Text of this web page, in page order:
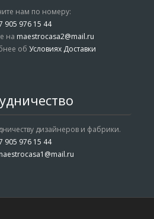
нам по номеру:
905 976 15 44
на maestrocasa2@mail.ru
об Условиях Доставки
дизайнеров и фабрики.
905 976 15 44